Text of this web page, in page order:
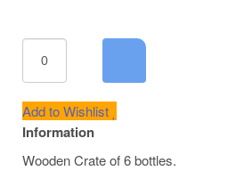
Add to Wishlist
Information
Wooden Crate of 6 bottles.